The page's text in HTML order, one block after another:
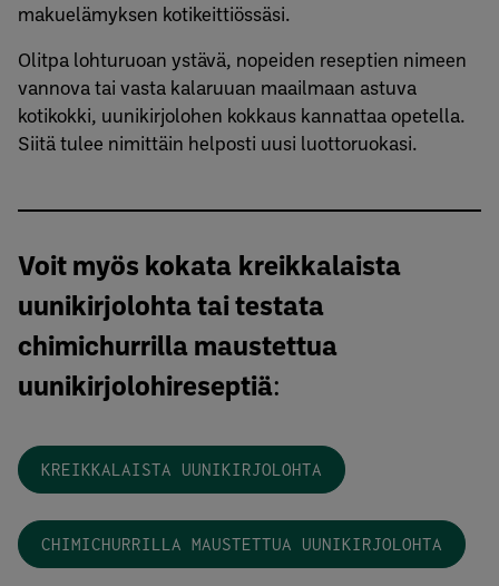
makuelämyksen kotikeittiössäsi.
Olitpa lohturuoan ystävä, nopeiden reseptien nimeen
vannova tai vasta kalaruuan maailmaan astuva
kotikokki, uunikirjolohen kokkaus kannattaa opetella.
Siitä tulee nimittäin helposti uusi luottoruokasi.
Voit myös kokata kreikkalaista
uunikirjolohta tai testata
chimichurrilla maustettua
uunikirjolohireseptiä:
KREIKKALAISTA UUNIKIRJOLOHTA
CHIMICHURRILLA MAUSTETTUA UUNIKIRJOLOHTA